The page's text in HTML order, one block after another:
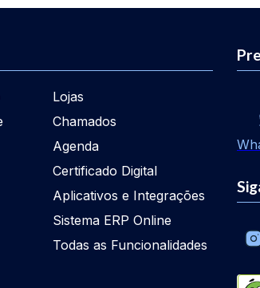
Lojas
Chamados
Agenda
Certificado Digital
Aplicativos e Integrações
Sistema ERP Online
Todas as Funcionalidades